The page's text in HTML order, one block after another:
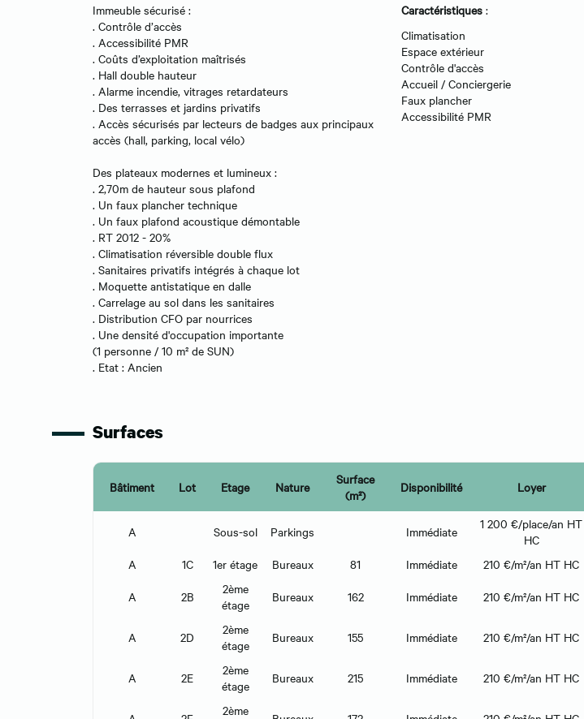
Immeuble sécurisé :
. Contrôle d’accès
. Accessibilité PMR
. Coûts d’exploitation maîtrisés
. Hall double hauteur
. Alarme incendie, vitrages retardateurs
. Des terrasses et jardins privatifs
. Accès sécurisés par lecteurs de badges aux principaux
accès (hall, parking, local vélo)
Des plateaux modernes et lumineux :
. 2,70m de hauteur sous plafond
. Un faux plancher technique
. Un faux plafond acoustique démontable
. RT 2012 - 20%
. Climatisation réversible double flux
. Sanitaires privatifs intégrés à chaque lot
. Moquette antistatique en dalle
. Carrelage au sol dans les sanitaires
. Distribution CFO par nourrices
. Une densité d'occupation importante
(1 personne / 10 m² de SUN)
. Etat : Ancien
Caractéristiques :
Climatisation
Espace extérieur
Contrôle d'accès
Accueil / Conciergerie
Faux plancher
Accessibilité PMR
Surfaces
Bâtiment Lot Etage Nature
Surface
(m²)
Disponibilité Loyer
A Sous-sol Parkings Immédiate
1 200 €/place/an HT
HC
A
1C 1er étage Bureaux 81 Immédiate 210 €/m²/an HT HC
A
2B
2ème
étage
Bureaux 162 Immédiate 210 €/m²/an HT HC
A 2D
2ème
étage
Bureaux 155 Immédiate 210 €/m²/an HT HC
A 2E
2ème
étage
Bureaux 215 Immédiate 210 €/m²/an HT HC
2ème